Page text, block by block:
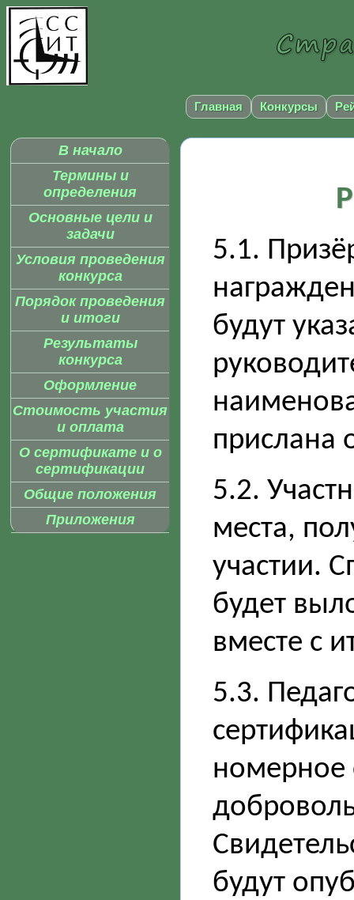
Главная Конкурсы
В начало
Термины и
определения
Основные цели и
задачи
Условия проведения
конкурса
Порядок проведения
и итоги
Результаты
конкурса
Оформление
Стоимость участия
и оплата
О сертификате и о
сертификации
Общие положения
Приложения
5.1.
будут
прислана
5.2.
места,
участии.
будет
вместе с
5.3.
номерное
будут